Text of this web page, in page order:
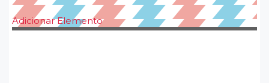
Adicionar Elemento